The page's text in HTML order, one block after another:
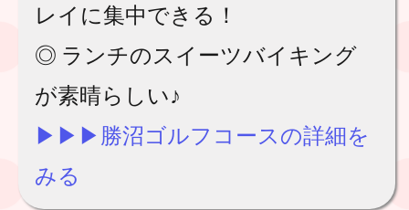
レイに集中できる！
◎ ランチのスイーツバイキング
が素晴らしい♪
▶︎▶︎▶︎勝沼ゴルフコースの詳細を
みる